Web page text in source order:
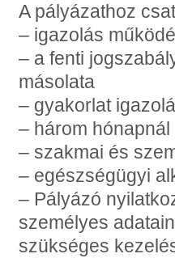
A pályázathoz
– igazolás
– a fenti
másolata
– gyakorlat
– három
– szakmai és
– egészségügyi
– Pályázó
személyes
szükséges